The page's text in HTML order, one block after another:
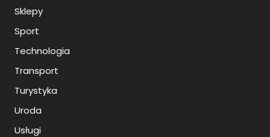
Sklepy
Sport
Technologia
Transport
Turystyka
Uroda
Usługi